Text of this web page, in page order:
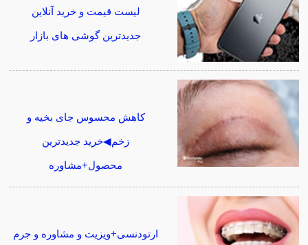
لیست قیمت و خرید آنلاین
جدیدترین گوشی های بازار
کاهش محسوس جای بخیه و
زخم◀خرید جدیدترین
محصول+مشاوره
ارتودنسی+ویزیت و مشاوره و جرم